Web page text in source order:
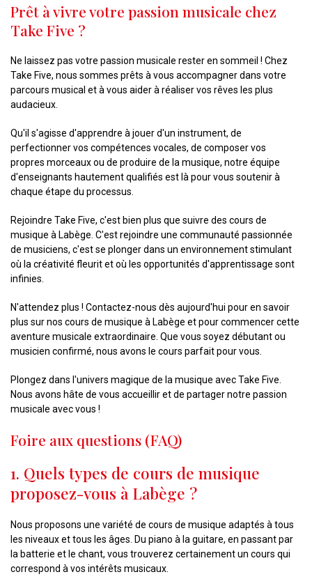
Prêt à vivre votre passion musicale chez
Take Five ?
Ne laissez pas votre passion musicale rester en sommeil ! Chez
Take Five, nous sommes prêts à vous accompagner dans votre
parcours musical et à vous aider à réaliser vos rêves les plus
audacieux.
Qu'il s'agisse d'apprendre à jouer d'un instrument, de
perfectionner vos compétences vocales, de composer vos
propres morceaux ou de produire de la musique, notre équipe
d'enseignants hautement qualifiés est là pour vous soutenir à
chaque étape du processus.
Rejoindre Take Five, c'est bien plus que suivre des cours de
musique à Labège. C'est rejoindre une communauté passionnée
de musiciens, c'est se plonger dans un environnement stimulant
où la créativité fleurit et où les opportunités d'apprentissage sont
infinies.
N'attendez plus ! Contactez-nous dès aujourd'hui pour en savoir
plus sur nos cours de musique à Labège et pour commencer cette
aventure musicale extraordinaire. Que vous soyez débutant ou
musicien confirmé, nous avons le cours parfait pour vous.
Plongez dans l'univers magique de la musique avec Take Five.
Nous avons hâte de vous accueillir et de partager notre passion
musicale avec vous !
Foire aux questions (FAQ)
1. Quels types de cours de musique
proposez-vous à Labège ?
Nous proposons une variété de cours de musique adaptés à tous
les niveaux et tous les âges. Du piano à la guitare, en passant par
la batterie et le chant, vous trouverez certainement un cours qui
correspond à vos intérêts musicaux.